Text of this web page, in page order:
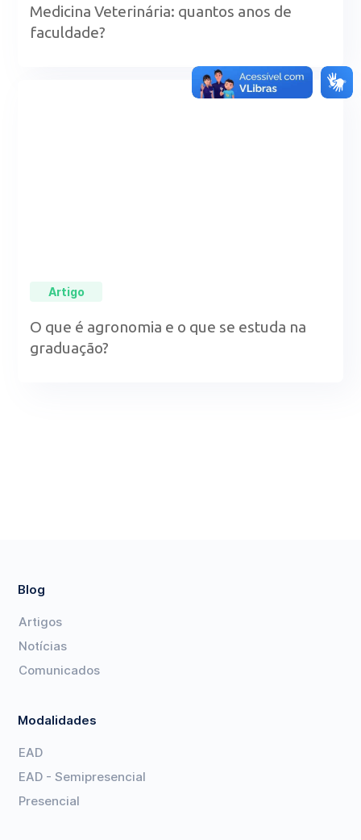
Medicina Veterinária: quantos anos de
faculdade?
Artigo
O que é agronomia e o que se estuda na
graduação?
Blog
Artigos
Notícias
Comunicados
Modalidades
EAD
EAD - Semipresencial
Presencial